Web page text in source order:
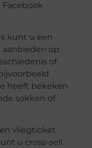
kunt u een
op
of
heeft bekeken
sokken of
vliegticket
u cross-sell